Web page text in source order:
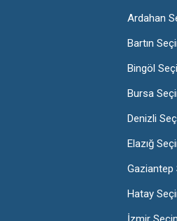
Ardahan
Bartın
Bingöl
Bursa
Denizli
Elazığ
Gaziantep
Hatay